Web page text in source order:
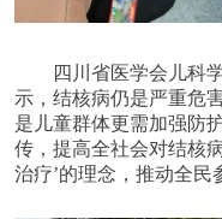
四川省医学会儿科
示 ， 结核病仍是严重危
是儿童群体更需加强防
传，提高全社会对结核
治疗’的理念，推动全民